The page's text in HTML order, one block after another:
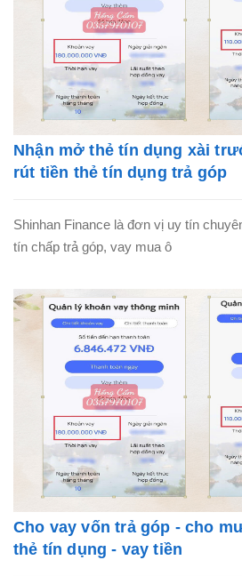
Nhận mở thẻ tín dụng xài
rút tiền thẻ tín dụng trả góp
Shinhan Finance là đơn vị uy tín
tín chấp trả góp, vay mua ô
Cho vay vốn trả góp - cho
thẻ tín dụng - vay tiền